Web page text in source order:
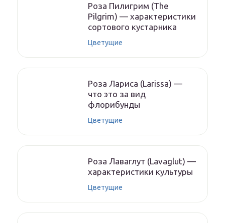
Роза Пилигрим (The
Pilgrim) — характеристики
сортового кустарника
Цветущие
Роза Лариса (Larissa) —
что это за вид
флорибунды
Цветущие
Роза Лаваглут (Lavaglut) —
характеристики культуры
Цветущие